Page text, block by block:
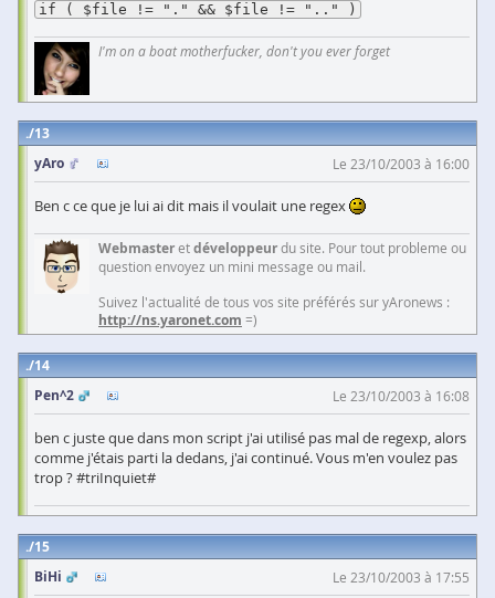
if ( $file != "." && $file != ".." )
I'm on a boat motherfucker, don't you ever forget
13
yAro
Le 23/10/2003 à 16:00
Ben c ce que je lui ai dit mais il voulait une regex
Webmasteretdéveloppeurdu site. Pour tout probleme ou
question envoyez un mini message ou mail.
Suivez l'actualité de tous vos site préférés sur yAronews :
http://ns.yaronet.com =)
14
Pen^2
Le 23/10/2003 à 16:08
ben c juste que dans mon script j'ai utilisé pas mal de regexp, alors
comme j'étais parti la dedans, j'ai continué. Vous m'en voulez pas
trop ? #triInquiet#
15
BiHi
Le 23/10/2003 à 17:55